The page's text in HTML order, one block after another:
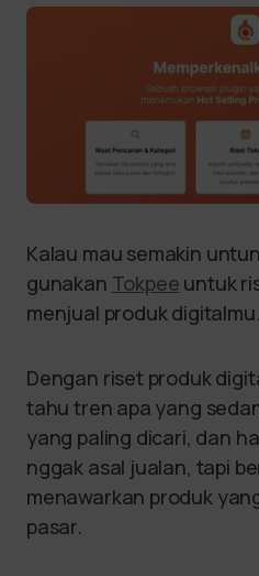
Kalau mau semakin
gunakan Tokpee untuk
menjual produk digitalmu.
Dengan riset produk
tahu tren apa yang
yang paling dicari, dan
nggak asal jualan, tapi
menawarkan produk
pasar.